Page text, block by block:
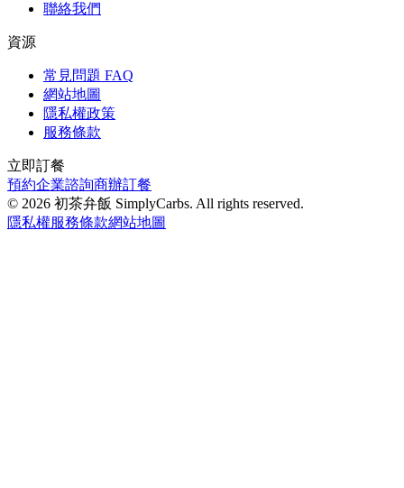
聯絡我們
資源
常見問題 FAQ
網站地圖
隱私權政策
服務條款
立即訂餐
預約企業諮詢商辦訂餐
© 2026 初茶弁飯 SimplyCarbs. All rights reserved.
隱私權服務條款網站地圖